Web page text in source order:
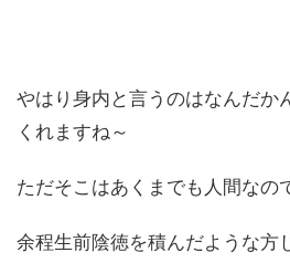
やはり身内と言うのはなんだか
くれますね～
ただそこはあくまでも人間なの
余程生前陰徳を積んだような方